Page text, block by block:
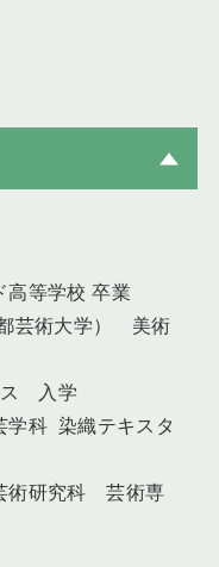
等学校 卒業
芸術大学） 美術
入学
科 染織テキスタ
術研究科 芸術専